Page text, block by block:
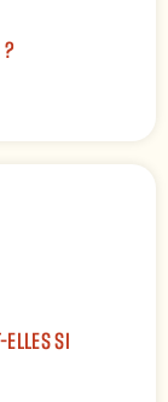
?
ELLES SI